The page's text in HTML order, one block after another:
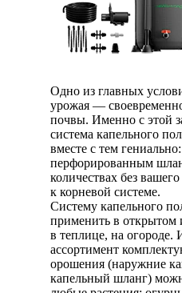
Одно из главных
урожая —
почвы. Именно с этой
система капельного
вместе с тем
перфорированным
количествах без
к корневой системе.
Систему капельного
применить в открытом
в теплице, на огороде.
ассортимент
орошения (наружние
капельный шланг)